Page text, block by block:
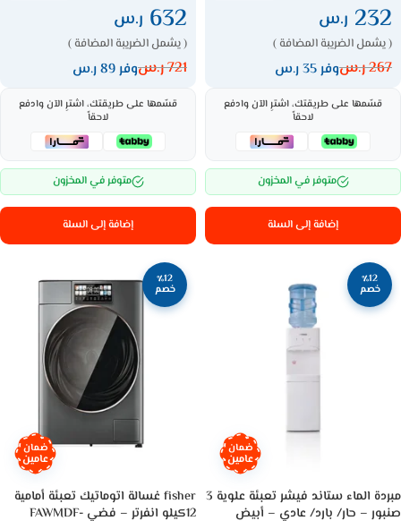
232 ر.س
( يشمل الضريبة المضافة )
267ر.سوفر 35 ر.س
قسّمها على طريقتك، اشترِ الآن وادفع
لاحقاً
متوفر في المخزون
إضافة إلى السلة
632 ر.س
( يشمل الضريبة المضافة )
721ر.سوفر 89 ر.س
قسّمها على طريقتك، اشترِ الآن وادفع
لاحقاً
متوفر في المخزون
إضافة إلى السلة
٪12
خصم
ضمان
عامين
مبردة الماء ستاند فيشر تعبئة علوية 3
صنبور – حار/ بارد/ عادي – أبيض
٪12
خصم
ضمان
عامين
fisher غسالة اتوماتيك تعبئة أمامية
12كيلو انفرتر – فضي FAWMDF-